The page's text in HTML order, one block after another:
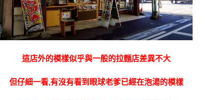
這店外的模樣似乎與一般的拉麵店差異不大
但仔細一看,有沒有看到眼球老爹已經在泡湯的模樣